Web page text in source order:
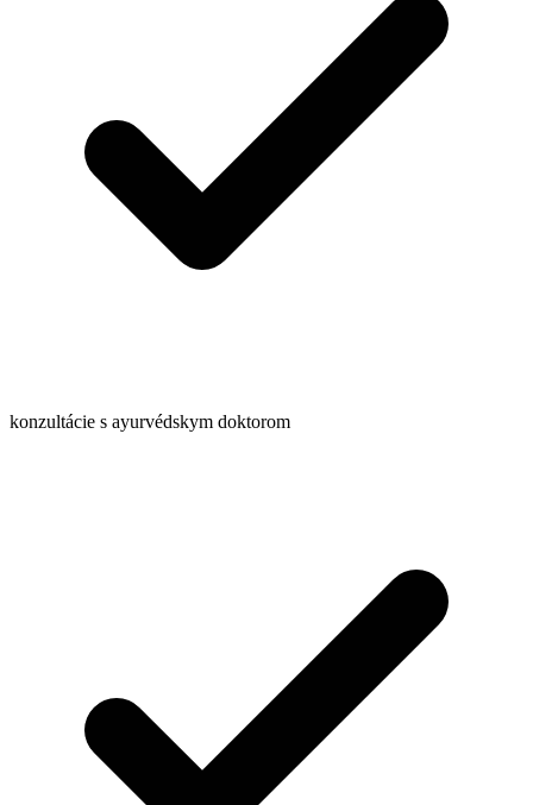
konzultácie s ayurvédskym doktorom